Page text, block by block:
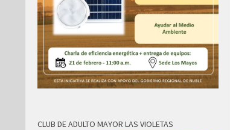
CLUB DE ADULTO MAYOR LAS VIOLETAS